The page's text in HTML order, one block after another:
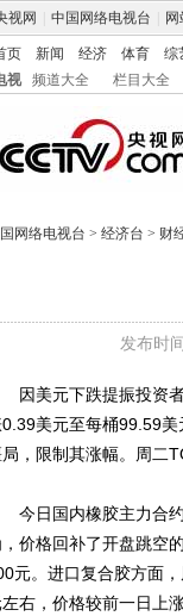
视网 中国网络电视台
页 新闻 经济 体育 综
视
频道大全 栏目大全
网络电视台 > 经济台 > 财
发布时
美元下跌提振投资者
美元至每桶99.59
，限制其涨幅。周二
日国内橡胶主力合约
，价格回补了开盘跳空
元。进口复合胶方面
左右，价格较前一日上